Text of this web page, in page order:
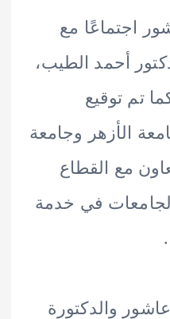
مع
الطيب،
وجامعة
في خدمة